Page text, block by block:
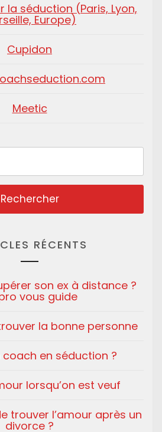
la séduction (Paris, Lyon,
Europe)
Cupidon
Meetic
RÉCENTS
son ex à distance ?
vous guide
la bonne personne
coach en séduction ?
lorsqu’on est veuf
trouver l’amour après un
divorce ?